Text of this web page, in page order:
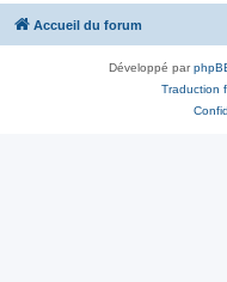
Accueil du forum
Développé par
Traduction